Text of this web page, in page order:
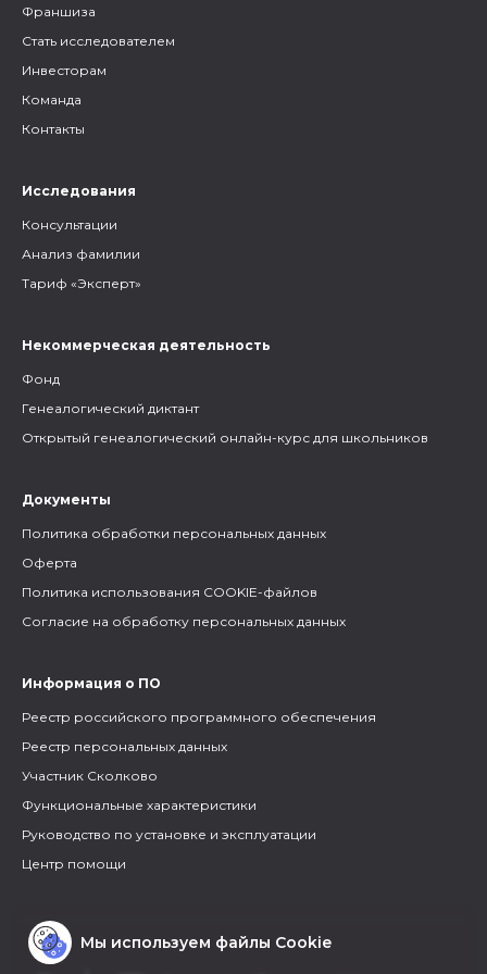
Франшиза
Стать исследователем
Инвесторам
Команда
Контакты
Исследования
Консультации
Анализ фамилии
Тариф «Эксперт»
Некоммерческая деятельность
Фонд
Генеалогический диктант
Открытый генеалогический онлайн-курс для школьников
Документы
Политика обработки персональных данных
Оферта
Политика использования COOKIE-файлов
Согласие на обработку персональных данных
Информация о ПО
Реестр российского программного обеспечения
Реестр персональных данных
Участник Сколково
Функциональные характеристики
Руководство по установке и эксплуатации
Центр помощи
Мы используем файлы Cookie